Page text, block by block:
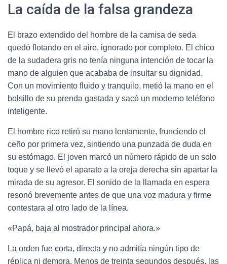
La caída de la falsa grandeza
El brazo extendido del hombre de la camisa de seda
quedó flotando en el aire, ignorado por completo. El chico
de la sudadera gris no tenía ninguna intención de tocar la
mano de alguien que acababa de insultar su dignidad.
Con un movimiento fluido y tranquilo, metió la mano en el
bolsillo de su prenda gastada y sacó un moderno teléfono
inteligente.
El hombre rico retiró su mano lentamente, frunciendo el
ceño por primera vez, sintiendo una punzada de duda en
su estómago. El joven marcó un número rápido de un solo
toque y se llevó el aparato a la oreja derecha sin apartar la
mirada de su agresor. El sonido de la llamada en espera
resonó brevemente antes de que una voz madura y firme
contestara al otro lado de la línea.
«Papá, baja al mostrador principal ahora.»
La orden fue corta, directa y no admitía ningún tipo de
réplica ni demora. Menos de treinta segundos después, las